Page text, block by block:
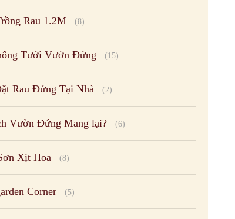
Rau 1.2M (8)
Tưới Vườn Đứng (15)
Rau Đứng Tại Nhà (2)
Vườn Đứng Mang lại? (6)
Xịt Hoa (8)
Corner (5)